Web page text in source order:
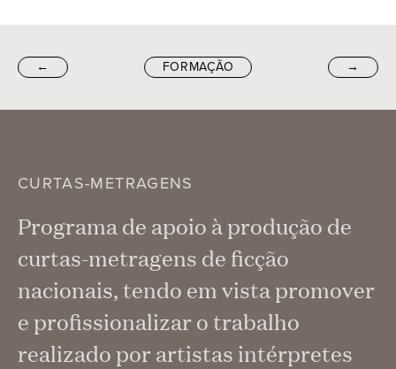
← FORMAÇÃO →
CURTAS-METRAGENS
Programa de apoio à produção de
curtas-metragens de ficção
nacionais, tendo em vista promover
e profissionalizar o trabalho
realizado por artistas intérpretes